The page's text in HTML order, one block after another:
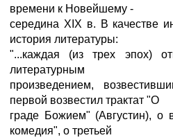
времени к Новейшему -
середина XIX в. В качестве
история литературы:
"...каждая (из трех эпох)
литературным
произведением,
первой возвестил трактат "О
граде Бoжиeм" (Августин), о
комедия", о третьей